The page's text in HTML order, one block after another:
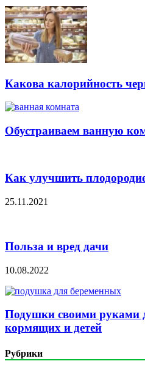
Какова калорийность
Обустраиваем ванную
Как улучшить
25.11.2021
Польза и вред дачи
10.08.2022
Подушки своими руками
кормящих и детей
Рубрики